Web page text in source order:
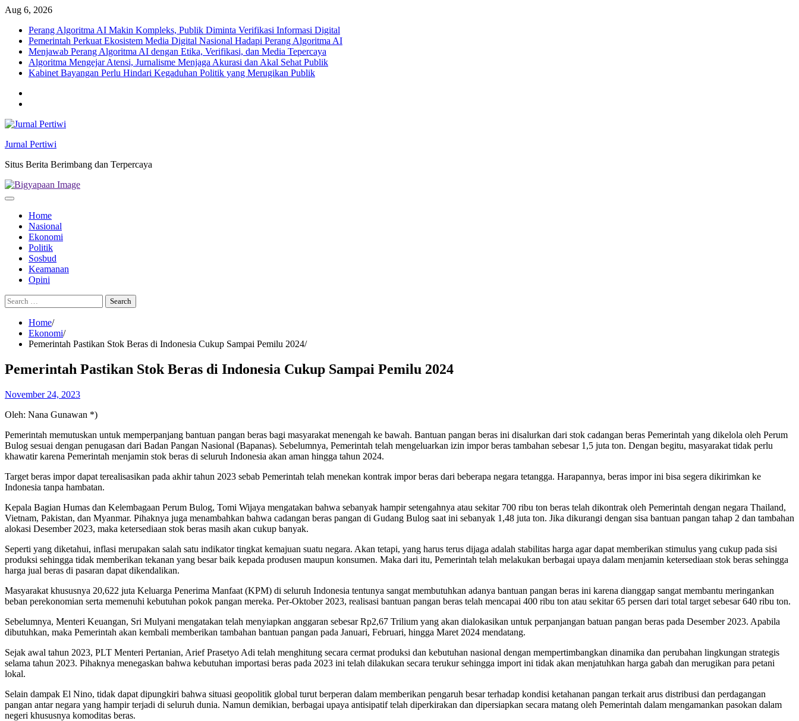
Skip
content
Aug 6, 2026
Perang Algoritma AI Makin Kompleks, Publik Diminta Verifikasi Informasi Digital
Pemerintah Perkuat Ekosistem Media Digital Nasional Hadapi Perang Algoritma AI
Menjawab Perang Algoritma AI dengan Etika, Verifikasi, dan Media Tepercaya
Algoritma Mengejar Atensi, Jurnalisme Menjaga Akurasi dan Akal Sehat Publik
Kabinet Bayangan Perlu Hindari Kegaduhan Politik yang Merugikan Publik
Jurnal Pertiwi
Situs Berita Berimbang dan Terpercaya
Home
Nasional
Ekonomi
Politik
Sosbud
Keamanan
Opini
Search
for:
Home
Ekonomi
Pemerintah Pastikan Stok Beras di Indonesia Cukup Sampai Pemilu 2024
Pemerintah Pastikan Stok Beras di Indonesia Cukup Sampai Pemilu 2024
November 24, 2023
Oleh: Nana Gunawan *)
Pemerintah memutuskan untuk memperpanjang bantuan pangan beras bagi masyarakat menengah ke bawah. Bantuan pangan beras ini disalurkan dari stok cadangan beras Pemerintah yang dikelola oleh Perum
Bulog sesuai dengan penugasan dari Badan Pangan Nasional (Bapanas). Sebelumnya, Pemerintah telah mengeluarkan izin impor beras tambahan sebesar 1,5 juta ton. Dengan begitu, masyarakat tidak perlu
khawatir karena Pemerintah menjamin stok beras di seluruh Indonesia akan aman hingga tahun 2024.
Target beras impor dapat terealisasikan pada akhir tahun 2023 sebab Pemerintah telah menekan kontrak impor beras dari beberapa negara tetangga. Harapannya, beras impor ini bisa segera dikirimkan ke
Indonesia tanpa hambatan.
Kepala Bagian Humas dan Kelembagaan Perum Bulog, Tomi Wijaya mengatakan bahwa sebanyak hampir setengahnya atau sekitar 700 ribu ton beras telah dikontrak oleh Pemerintah dengan negara Thailand,
Vietnam, Pakistan, dan Myanmar. Pihaknya juga menambahkan bahwa cadangan beras pangan di Gudang Bulog saat ini sebanyak 1,48 juta ton. Jika dikurangi dengan sisa bantuan pangan tahap 2 dan tambahan
alokasi Desember 2023, maka ketersediaan stok beras masih akan cukup banyak.
Seperti yang diketahui, inflasi merupakan salah satu indikator tingkat kemajuan suatu negara. Akan tetapi, yang harus terus dijaga adalah stabilitas harga agar dapat memberikan stimulus yang cukup pada sisi
produksi sehingga tidak memberikan tekanan yang besar baik kepada produsen maupun konsumen. Maka dari itu, Pemerintah telah melakukan berbagai upaya dalam menjamin ketersediaan stok beras sehingga
harga jual beras di pasaran dapat dikendalikan.
Masyarakat khususnya 20,622 juta Keluarga Penerima Manfaat (KPM) di seluruh Indonesia tentunya sangat membutuhkan adanya bantuan pangan beras ini karena dianggap sangat membantu meringankan
beban perekonomian serta memenuhi kebutuhan pokok pangan mereka. Per-Oktober 2023, realisasi bantuan pangan beras telah mencapai 400 ribu ton atau sekitar 65 persen dari total target sebesar 640 ribu ton.
Sebelumnya, Menteri Keuangan, Sri Mulyani mengatakan telah menyiapkan anggaran sebesar Rp2,67 Trilium yang akan dialokasikan untuk perpanjangan batuan pangan beras pada Desember 2023. Apabila
dibutuhkan, maka Pemerintah akan kembali memberikan tambahan bantuan pangan pada Januari, Februari, hingga Maret 2024 mendatang.
Sejak awal tahun 2023, PLT Menteri Pertanian, Arief Prasetyo Adi telah menghitung secara cermat produksi dan kebutuhan nasional dengan mempertimbangkan dinamika dan perubahan lingkungan strategis
selama tahun 2023. Pihaknya menegaskan bahwa kebutuhan importasi beras pada 2023 ini telah dilakukan secara terukur sehingga import ini tidak akan menjatuhkan harga gabah dan merugikan para petani
lokal.
Selain dampak El Nino, tidak dapat dipungkiri bahwa situasi geopolitik global turut berperan dalam memberikan pengaruh besar terhadap kondisi ketahanan pangan terkait arus distribusi dan perdagangan
pangan antar negara yang hampir terjadi di seluruh dunia. Namun demikian, berbagai upaya antisipatif telah diperkirakan dan dipersiapkan secara matang oleh Pemerintah dalam mengamankan pasokan dalam
negeri khususnya komoditas beras.